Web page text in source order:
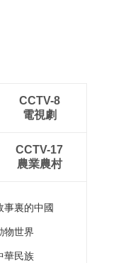
CCTV-8
電視劇
CCTV-17
農業農村
事裏的中國
物世界
華民族